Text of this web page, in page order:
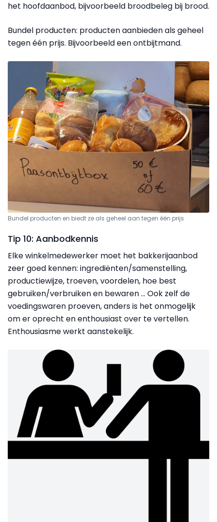
het hoofdaanbod, bijvoorbeeld broodbeleg bij brood.
Bundel producten: producten aanbieden als geheel
tegen één prijs. Bijvoorbeeld een ontbijtmand.
Bundel producten en biedt ze als geheel aan tegen één prijs
Tip 10: Aanbodkennis
Elke winkelmedewerker moet het bakkerijaanbod
zeer goed kennen: ingrediënten/samenstelling,
productiewijze, troeven, voordelen, hoe best
gebruiken/verbruiken en bewaren … Ook zelf de
voedingswaren proeven, anders is het onmogelijk
om er oprecht en enthousiast over te vertellen.
Enthousiasme werkt aanstekelijk.